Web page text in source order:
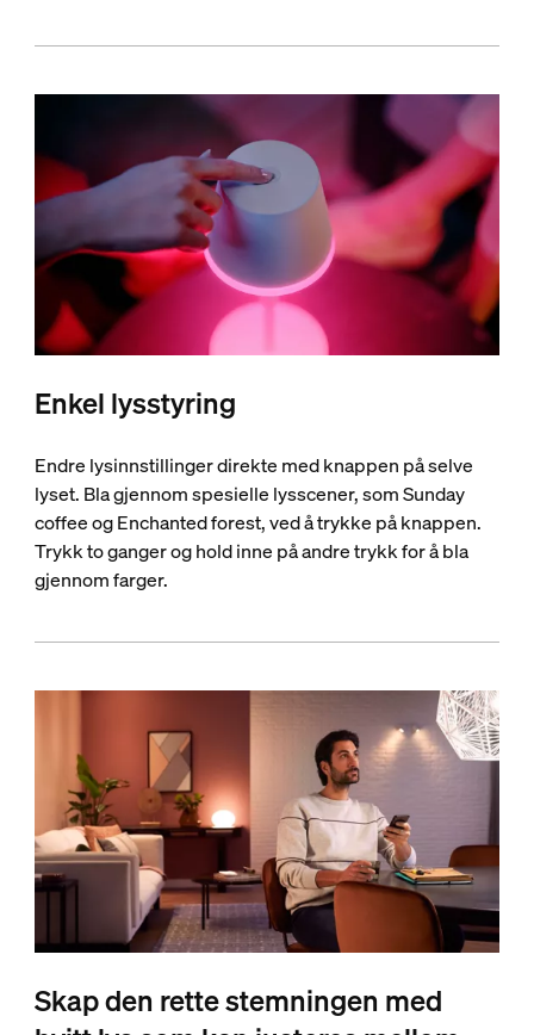
Enkel lysstyring
Endre lysinnstillinger direkte med knappen på selve
lyset. Bla gjennom spesielle lysscener, som Sunday
coffee og Enchanted forest, ved å trykke på knappen.
Trykk to ganger og hold inne på andre trykk for å bla
gjennom farger.
Skap den rette stemningen med